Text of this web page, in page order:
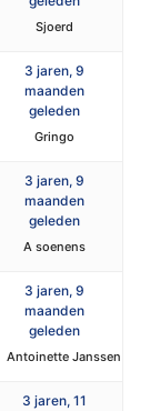
Sjoerd
3 jaren, 9
maanden
geleden
Gringo
3 jaren, 9
maanden
geleden
A soenens
3 jaren, 9
maanden
geleden
Antoinette Janssen
3 jaren, 11